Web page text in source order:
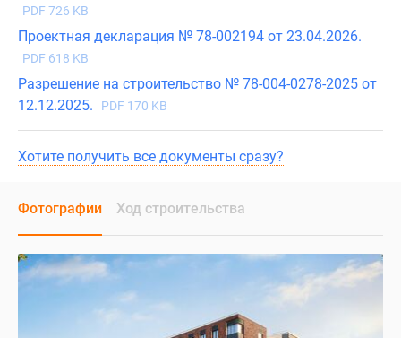
PDF 726 KB
Проектная декларация № 78-002194 от 23.04.2026.
PDF 618 KB
Разрешение на строительство № 78-004-0278-2025 от
12.12.2025.
PDF 170 KB
Хотите получить все документы сразу?
Фотографии Ход строительства